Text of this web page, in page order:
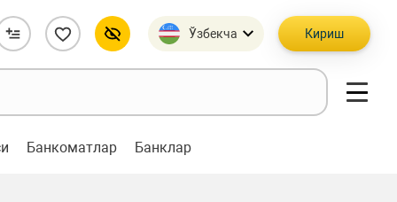
Ўзбекча Кириш
Банкоматлар Банклар